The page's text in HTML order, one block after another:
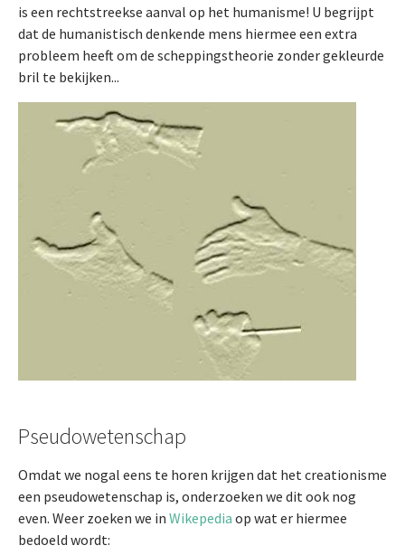
is een rechtstreekse aanval op het humanisme! U begrijpt
dat de humanistisch denkende mens hiermee een extra
probleem heeft om de scheppingstheorie zonder gekleurde
bril te bekijken...
Pseudowetenschap
Omdat we nogal eens te horen krijgen dat het creationisme
een pseudowetenschap is, onderzoeken we dit ook nog
even. Weer zoeken we in Wikepedia op wat er hiermee
bedoeld wordt: